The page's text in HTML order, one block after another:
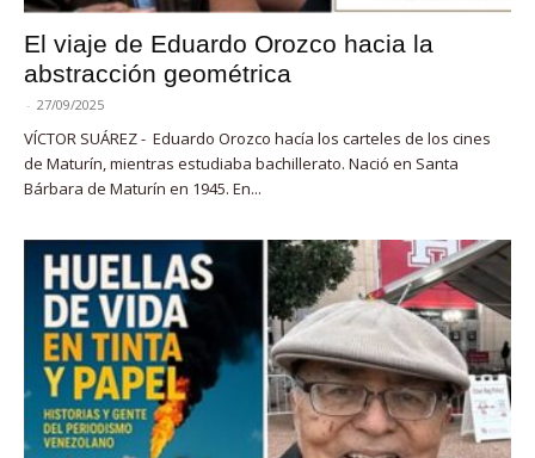
El viaje de Eduardo Orozco hacia la
abstracción geométrica
- 27/09/2025
VÍCTOR SUÁREZ - Eduardo Orozco hacía los carteles de los cines
de Maturín, mientras estudiaba bachillerato. Nació en Santa
Bárbara de Maturín en 1945. En...